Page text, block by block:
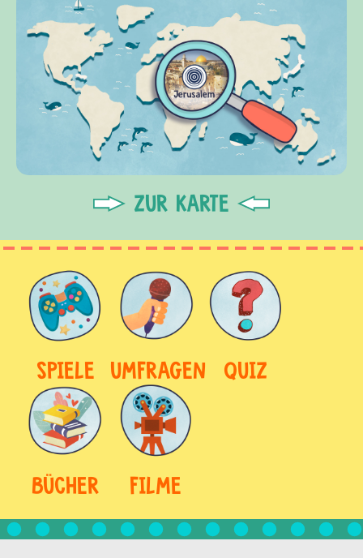
ZUR KARTE
SPIELE UMFRAGEN QUIZ
BÜCHER FILME